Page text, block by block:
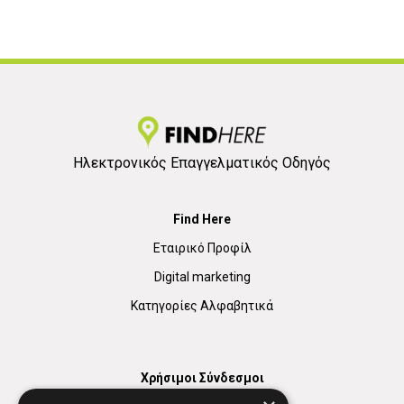
Ηλεκτρονικός Επαγγελματικός Οδηγός
Find Here
Εταιρικό Προφίλ
Digital marketing
Κατηγορίες Αλφαβητικά
Χρήσιμοι Σύνδεσμοι